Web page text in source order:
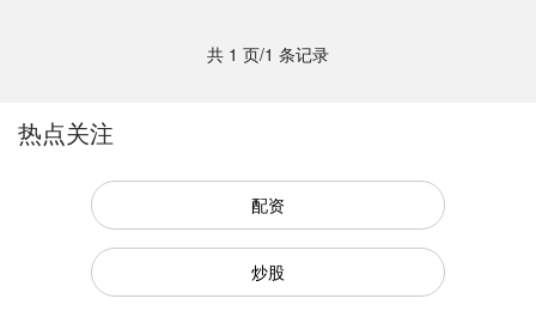
共 1 页/1 条记录
热点关注
配资
炒股